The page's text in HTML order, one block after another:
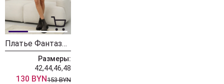
Платье Фантазия Мод 4098 капучино
Размеры:
42,44,46,48
130 BYN153 BYN